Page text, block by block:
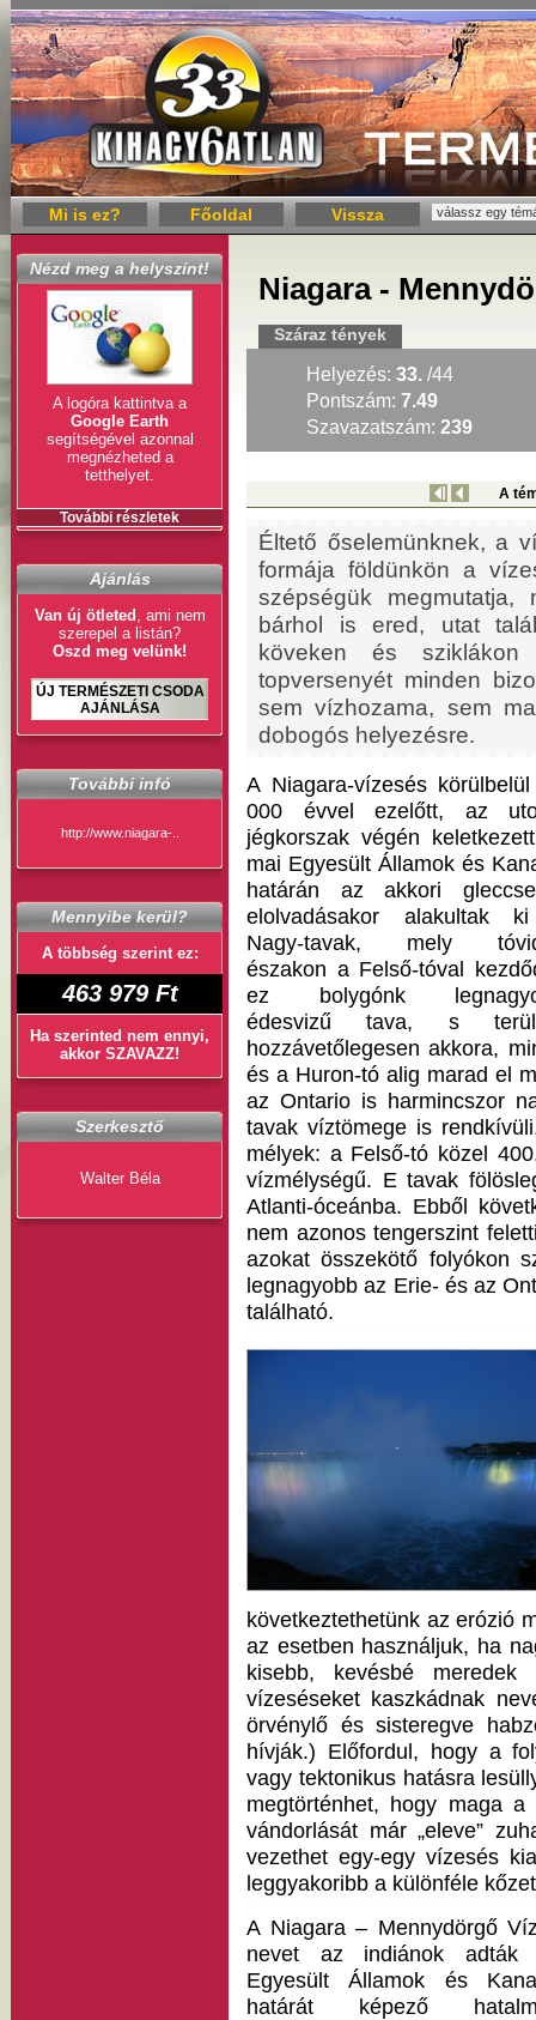
Mi is ez? Főoldal Vissza
Niagara -
Száraz tények
Helyezés: 33. /44
Pontszám: 7.49
Szavazatszám: 239
A
Éltető őselemünknek, a
formája földünkön a
szépségük
bárhol is ered, utat
köveken és
topversenyét minden
sem vízhozama, sem
dobogós helyezésre.
A Niagara-vízesés
000 évvel ezelőtt, az
jégkorszak végén
mai Egyesült Államok és
határán az akkori
elolvadásakor alakultak
Nagy-tavak, mely
északon a Felső-tóval
ez bolygónk
édesvizű tava, s
hozzávetőlegesen akkora,
és a Huron-tó alig marad el
az Ontario is harmincszor
tavak víztömege is
mélyek: a Felső-tó közel
vízmélységű. E tavak
Atlanti-óceánba. Ebből
nem azonos tengerszint
azokat összekötő folyókon
legnagyobb az Erie- és az
található.
következtethetünk az erózió
az esetben használjuk, ha
kisebb, kevésbé
vízeséseket kaszkádnak
örvénylő és sisteregve
hívják.) Előfordul, hogy a
vagy tektonikus hatásra
megtörténhet, hogy maga
vándorlását már „eleve”
vezethet egy-egy vízesés
leggyakoribb a különféle
A Niagara – Mennydörgő
nevet az indiánok adták
Egyesült Államok és
határát képező
Nézd meg a helyszínt!
A logóra kattintva a
Google Earth
segítségével azonnal
megnézheted a
tetthelyet.
További részletek
Ajánlás
Van új ötleted , ami nem
szerepel a listán?
Oszd meg velünk!
ÚJ TERMÉSZETI CSODA
AJÁNLÁSA
További infó
http://www.niagara-..
Mennyibe kerül?
A többség szerint ez:
463 979 Ft
Ha szerinted nem ennyi,
akkor SZAVAZZ!
Szerkesztő
Walter Béla